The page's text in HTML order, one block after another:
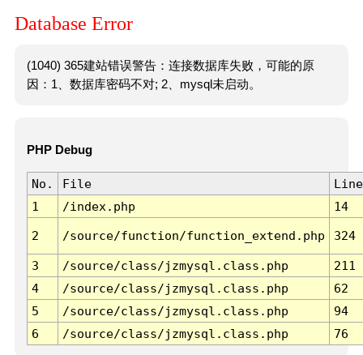
Database Error
(1040) 365建站错误警告：连接数据库失败，可能的原
因：1、数据库密码不对; 2、mysql未启动。
PHP Debug
No. File
Line
1
/index.php 14
2 /source/function/function_extend.php 324
3 /source/class/jzmysql.class.php
211
4
/source/class/jzmysql.class.php
62
5
/source/class/jzmysql.class.php
94
6
/source/class/jzmysql.class.php 76